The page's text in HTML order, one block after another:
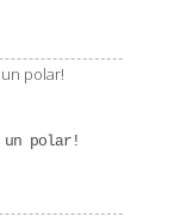
un polar!